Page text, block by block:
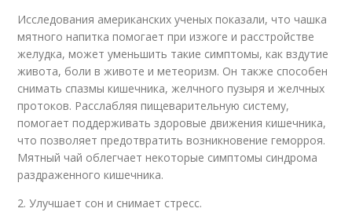
Исследования американских ученых показали, что чашка
мятного напитка помогает при изжоге и расстройстве
желудка, может уменьшить такие симптомы, как вздутие
живота, боли в животе и метеоризм. Он также способен
снимать спазмы кишечника, желчного пузыря и желчных
протоков. Расслабляя пищеварительную систему,
помогает поддерживать здоровые движения кишечника,
что позволяет предотвратить возникновение геморроя.
Мятный чай облегчает некоторые симптомы синдрома
раздраженного кишечника.
2. Улучшает сон и снимает стресс.